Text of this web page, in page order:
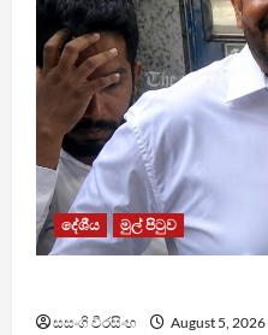
දේශීය මුල් පිටුව
සසංගි වීරසිංහ August 5, 2026